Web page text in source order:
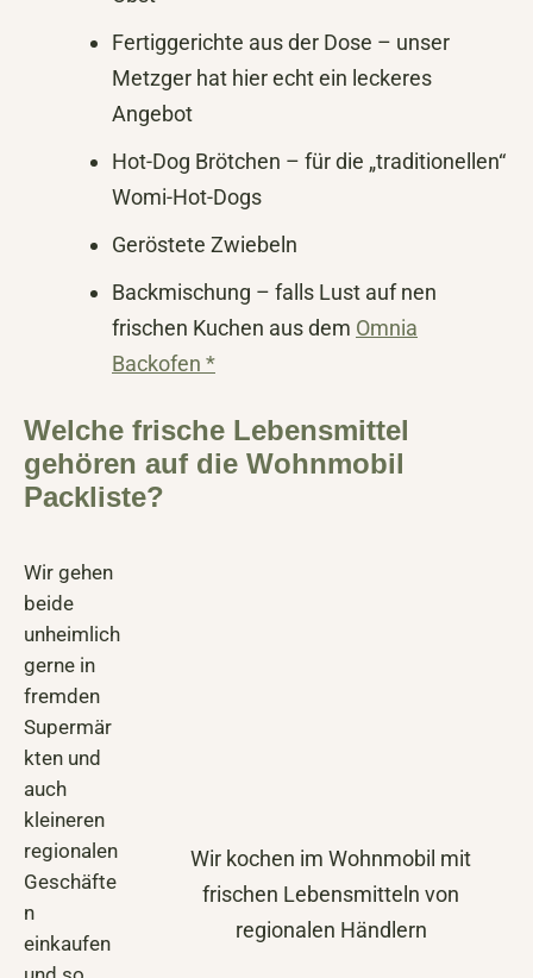
Fertiggerichte aus der Dose – unser
Metzger hat hier echt ein leckeres
Angebot
Hot-Dog Brötchen – für die „traditionellen“
Womi-Hot-Dogs
Geröstete Zwiebeln
Backmischung – falls Lust auf nen
frischen Kuchen aus dem Omnia
Backofen *
Welche frische Lebensmittel
gehören auf die Wohnmobil
Packliste?
Wir kochen im Wohnmobil mit
frischen Lebensmitteln von
regionalen Händlern
Wir gehen
beide
unheimlich
gerne in
fremden
Supermär
kten und
auch
kleineren
regionalen
Geschäfte
n
einkaufen